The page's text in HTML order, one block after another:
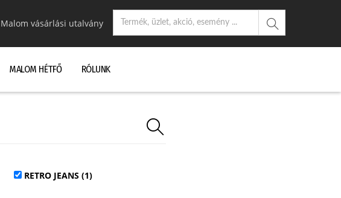
Malom vásárlási utalvány
MALOM HÉTFŐ RÓLUNK
RETRO JEANS (1)